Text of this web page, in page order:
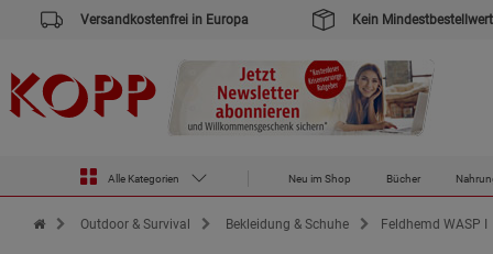
Versandkostenfrei in Europa Kein Mindestbestellwert
Alle Kategorien Neu im Shop Bücher
Zur Startseite des Kopp Verlag Online-Shop
Outdoor & Survival Bekleidung & Schuhe Feldhemd WASP I